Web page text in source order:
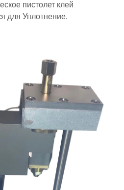
пистолет клей
для Уплотнение.